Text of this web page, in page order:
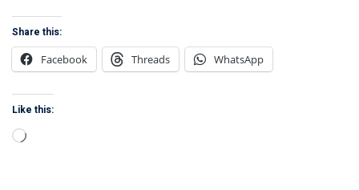
Share this:
Facebook
Threads WhatsApp
Like this:
Loading…